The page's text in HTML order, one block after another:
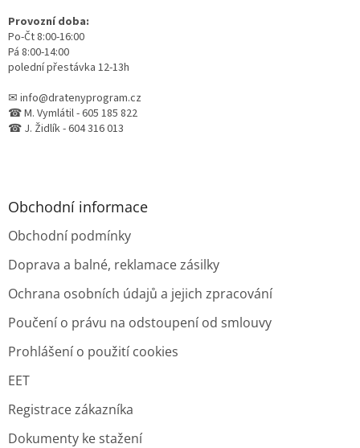
Provozní doba:
Po-Čt 8:00-16:00
Pá 8:00-14:00
polední přestávka 12-13h
✉ info@dratenyprogram.cz
☎ M. Vymlátil - 605 185 822
☎ J. Židlík - 604 316 013
Obchodní informace
Obchodní podmínky
Doprava a balné, reklamace zásilky
Ochrana osobních údajů a jejich zpracování
Poučení o právu na odstoupení od smlouvy
Prohlášení o použití cookies
EET
Registrace zákazníka
Dokumenty ke stažení